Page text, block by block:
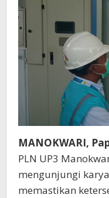
MANOKWARI,
PLN UP3
mengunjungi
memastikan